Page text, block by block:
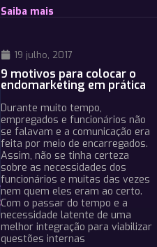
Saiba mais
19 julho, 2017
9 motivos para colocar o
endomarketing em prática
Durante muito tempo,
empregados e funcionários não
se falavam e a comunicação era
feita por meio de encarregados.
Assim, não se tinha certeza
sobre as necessidades dos
funcionários e muitas das vezes
nem quem eles eram ao certo.
Com o passar do tempo e a
necessidade latente de uma
melhor integração para viabilizar
questões internas